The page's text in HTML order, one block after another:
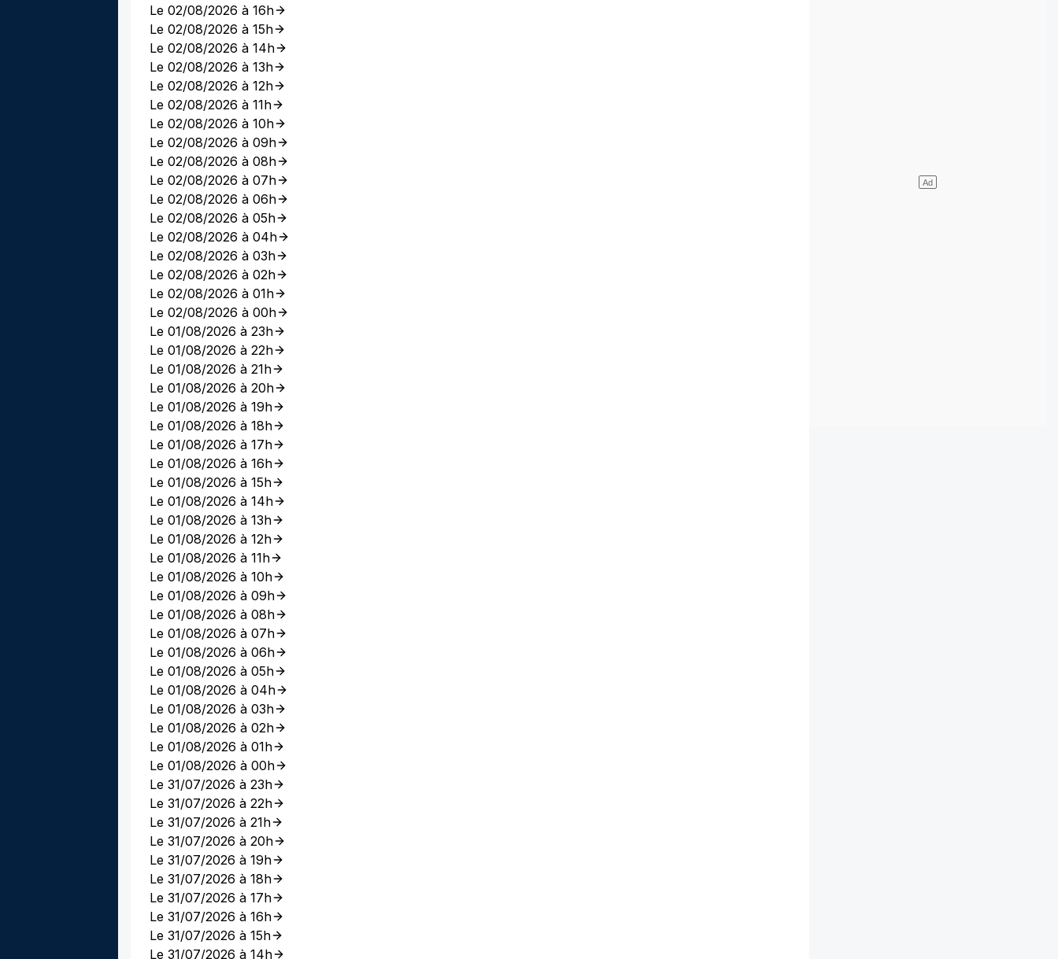
Le 02/08/2026 à 16h
Le 02/08/2026 à 15h
Le 02/08/2026 à 14h
Le 02/08/2026 à 13h
Le 02/08/2026 à 12h
Le 02/08/2026 à 11h
Le 02/08/2026 à 10h
Le 02/08/2026 à 09h
Le 02/08/2026 à 08h
Le 02/08/2026 à 07h
Le 02/08/2026 à 06h
Le 02/08/2026 à 05h
Le 02/08/2026 à 04h
Le 02/08/2026 à 03h
Le 02/08/2026 à 02h
Le 02/08/2026 à 01h
Le 02/08/2026 à 00h
Le 01/08/2026 à 23h
Le 01/08/2026 à 22h
Le 01/08/2026 à 21h
Le 01/08/2026 à 20h
Le 01/08/2026 à 19h
Le 01/08/2026 à 18h
Le 01/08/2026 à 17h
Le 01/08/2026 à 16h
Le 01/08/2026 à 15h
Le 01/08/2026 à 14h
Le 01/08/2026 à 13h
Le 01/08/2026 à 12h
Le 01/08/2026 à 11h
Le 01/08/2026 à 10h
Le 01/08/2026 à 09h
Le 01/08/2026 à 08h
Le 01/08/2026 à 07h
Le 01/08/2026 à 06h
Le 01/08/2026 à 05h
Le 01/08/2026 à 04h
Le 01/08/2026 à 03h
Le 01/08/2026 à 02h
Le 01/08/2026 à 01h
Le 01/08/2026 à 00h
Le 31/07/2026 à 23h
Le 31/07/2026 à 22h
Le 31/07/2026 à 21h
Le 31/07/2026 à 20h
Le 31/07/2026 à 19h
Le 31/07/2026 à 18h
Le 31/07/2026 à 17h
Le 31/07/2026 à 16h
Le 31/07/2026 à 15h
Le 31/07/2026 à 14h